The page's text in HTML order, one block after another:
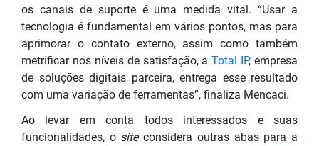
os canais de suporte é uma medida vital. “Usar a
tecnologia é fundamental em vários pontos, mas para
aprimorar o contato externo, assim como também
metrificar nos níveis de satisfação, aTotal IP, empresa
de soluções digitais parceira, entrega esse resultado
com uma variação de ferramentas”, finaliza Mencaci.
Ao levar em conta todos interessados e suas
funcionalidades, o site considera outras abas para a